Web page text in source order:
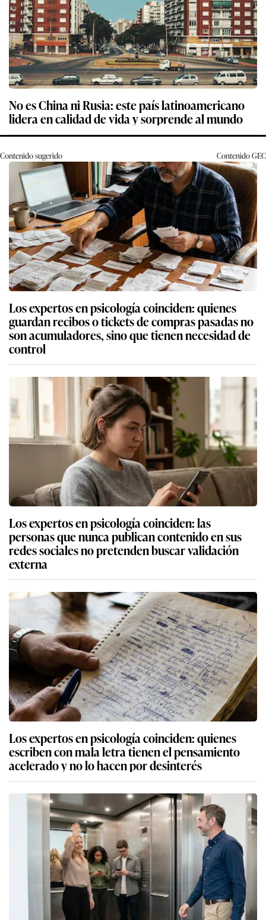
No es China ni Rusia: este país latinoamericano
lidera en calidad de vida y sorprende al mundo
Contenido sugerido ContenidoGEC
Los expertos en psicología coinciden: quienes
guardan recibos o tickets de compras pasadas no
son acumuladores, sino que tienen necesidad de
control
Los expertos en psicología coinciden: las
personas que nunca publican contenido en sus
redes sociales no pretenden buscar validación
externa
Los expertos en psicología coinciden: quienes
escriben con mala letra tienen el pensamiento
acelerado y no lo hacen por desinterés